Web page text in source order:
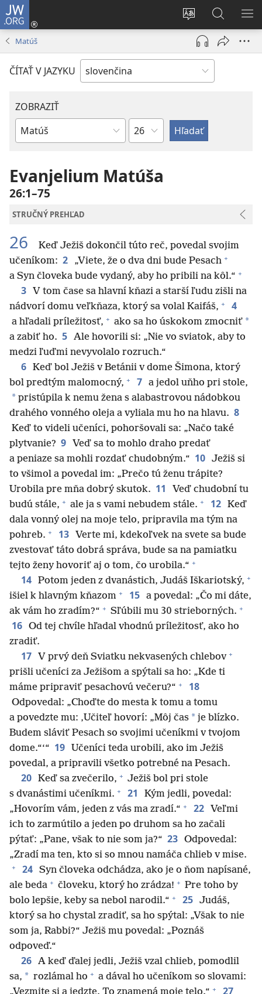
JW.ORG
Zmeniť
jazyk
stránky
Prihlásiť
sa
(otvorí
okno)
na
JW.ORG
Matúš
ČÍTAŤ V JAZYKU
ZOBRAZIŤ
Biblická
Kapitola
Evanjelium Matúša
26:1–75
STRUČNÝ PREHĽAD
26
Keď Ježiš dokončil túto reč, povedal svojim
učeníkom: 2 „Viete, že o dva dni bude Pesach +
a Syn človeka bude vydaný, aby ho pribili na kôl.“ +
3
V tom čase sa hlavní kňazi a starší ľudu zišli na
nádvorí domu veľkňaza, ktorý sa volal Kaifáš, + 4
a hľadali príležitosť, + ako sa ho úskokom zmocniť *
a zabiť ho. 5 Ale hovorili si: „Nie vo sviatok, aby to
medzi ľuďmi nevyvolalo rozruch.“
6 Keď bol Ježiš v Betánii v dome Šimona, ktorý
bol predtým malomocný, + 7 a jedol uňho pri stole,
* pristúpila k nemu žena s alabastrovou nádobkou
drahého vonného oleja a vyliala mu ho na hlavu. 8
Keď to videli učeníci, pohoršovali sa: „Načo také
plytvanie? 9
Veď sa to mohlo draho predať
a peniaze sa mohli rozdať chudobným.“ 10 Ježiš si
to všimol a povedal im: „Prečo tú ženu trápite?
Urobila pre mňa dobrý skutok. 11
Veď chudobní tu
budú stále, + ale ja s vami nebudem stále. + 12 Keď
dala vonný olej na moje telo, pripravila ma tým na
pohreb. + 13
Verte mi, kdekoľvek na svete sa bude
zvestovať táto dobrá správa, bude sa na pamiatku
tejto ženy hovoriť aj o tom, čo urobila.“ +
14 Potom jeden z dvanástich, Judáš Iškariotský, +
išiel k hlavným kňazom + 15 a povedal: „Čo mi dáte,
ak vám ho zradím?“ + Sľúbili mu 30 strieborných. +
16 Od tej chvíle hľadal vhodnú príležitosť, ako ho
zradiť.
17 V prvý deň Sviatku nekvasených chlebov +
prišli učeníci za Ježišom a spýtali sa ho: „Kde ti
máme pripraviť pesachovú večeru?“ + 18
Odpovedal: „Choďte do mesta k tomu a tomu
a povedzte mu: ‚Učiteľ hovorí: „Môj čas * je blízko.
Budem sláviť Pesach so svojimi učeníkmi v tvojom
dome.“‘“ 19
Učeníci teda urobili, ako im Ježiš
povedal, a pripravili všetko potrebné na Pesach.
20 Keď sa zvečerilo, + Ježiš bol pri stole
s dvanástimi učeníkmi. + 21
Kým jedli, povedal:
„Hovorím vám, jeden z vás ma zradí.“ + 22
Veľmi
ich to zarmútilo a jeden po druhom sa ho začali
pýtať: „Pane, však to nie som ja?“ 23 Odpovedal:
„Zradí ma ten, kto si so mnou namáča chlieb v mise.
+ 24 Syn človeka odchádza, ako je o ňom napísané,
ale beda + človeku, ktorý ho zrádza! + Pre toho by
bolo lepšie, keby sa nebol narodil.“ + 25 Judáš,
ktorý sa ho chystal zradiť, sa ho spýtal: „Však to nie
som ja, Rabbi?“ Ježiš mu povedal: „Poznáš
odpoveď.“
26 A keď ďalej jedli, Ježiš vzal chlieb, pomodlil
sa, * rozlámal ho + a dával ho učeníkom so slovami:
+ 27